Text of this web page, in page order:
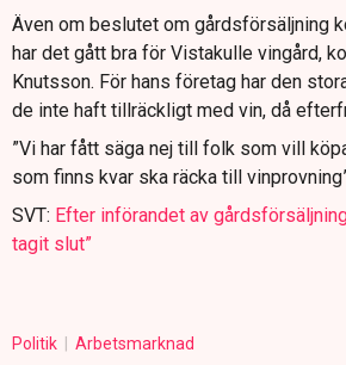
Även om beslutet om gårdsförsäljning
har det gått bra för Vistakulle vingård,
Knutsson. För hans företag har den
de inte haft tillräckligt med vin, då
”Vi har fått säga nej till folk som vill
som finns kvar ska räcka till
SVT: Efter införandet av
tagit slut”
Politik Arbetsmarknad